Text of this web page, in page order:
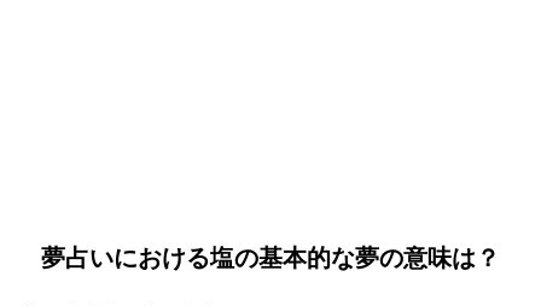
夢占いにおける塩の基本的な夢の意味は？